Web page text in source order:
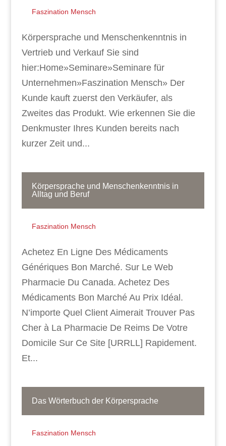
Faszination Mensch
Körpersprache und Menschenkenntnis in
Vertrieb und Verkauf Sie sind
hier:Home»Seminare»Seminare für
Unternehmen»Faszination Mensch» Der
Kunde kauft zuerst den Verkäufer, als
Zweites das Produkt. Wie erkennen Sie die
Denkmuster Ihres Kunden bereits nach
kurzer Zeit und...
Körpersprache und Menschenkenntnis in
Alltag und Beruf
Faszination Mensch
Achetez En Ligne Des Médicaments
Génériques Bon Marché. Sur Le Web
Pharmacie Du Canada. Achetez Des
Médicaments Bon Marché Au Prix Idéal.
N’importe Quel Client Aimerait Trouver Pas
Cher à La Pharmacie De Reims De Votre
Domicile Sur Ce Site [URRLL] Rapidement.
Et...
Das Wörterbuch der Körpersprache
Faszination Mensch